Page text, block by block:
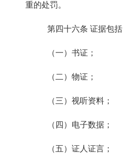
重的处罚。
第四十六条 证据包括
（一）书证；
（二）物证；
（三）视听资料；
（四）电子数据；
（五）证人证言；